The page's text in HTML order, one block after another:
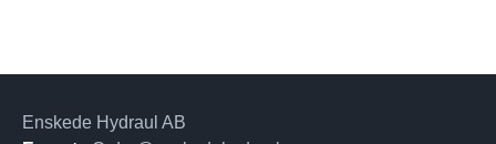
Enskede Hydraul AB